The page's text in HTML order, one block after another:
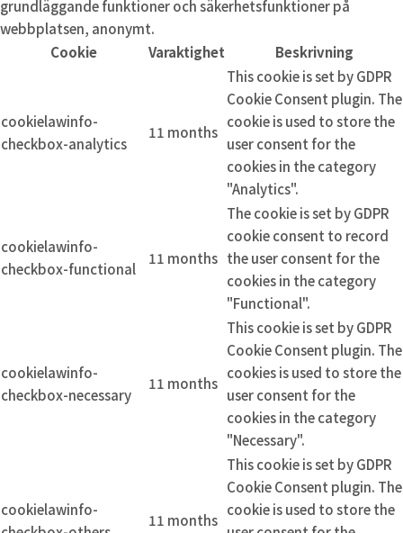
grundläggande funktioner och säkerhetsfunktioner på
webbplatsen, anonymt.
Cookie
Varaktighet Beskrivning
cookielawinfo-
checkbox-analytics
11 months
This cookie is set by GDPR
Cookie Consent plugin. The
cookie is used to store the
user consent for the
cookies in the category
"Analytics".
cookielawinfo-
checkbox-functional
11 months
The cookie is set by GDPR
cookie consent to record
the user consent for the
cookies in the category
"Functional".
cookielawinfo-
checkbox-necessary
11 months
This cookie is set by GDPR
Cookie Consent plugin. The
cookies is used to store the
user consent for the
cookies in the category
"Necessary".
cookielawinfo-
11 months
This cookie is set by GDPR
Cookie Consent plugin. The
cookie is used to store the